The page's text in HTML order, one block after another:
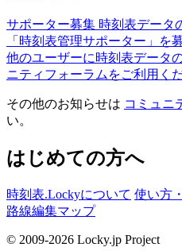
サポーター募集 時刻表データ
「時刻表管理サポーター」を
他のユーザーに時刻表データ
ニティフォーラムをご利用くだ
その他のお知らせは コミュニ
い。
はじめての方へ
時刻表.Lockyについて 使い方
路線編集マップ
© 2009-2026 Locky.jp Project